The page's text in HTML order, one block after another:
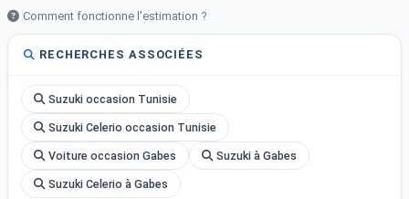
Comment fonctionne l'estimation ?
RECHERCHES ASSOCIÉES
Suzuki occasion Tunisie
Suzuki Celerio occasion Tunisie
Voiture occasion Gabes Suzuki à Gabes
Suzuki Celerio à Gabes